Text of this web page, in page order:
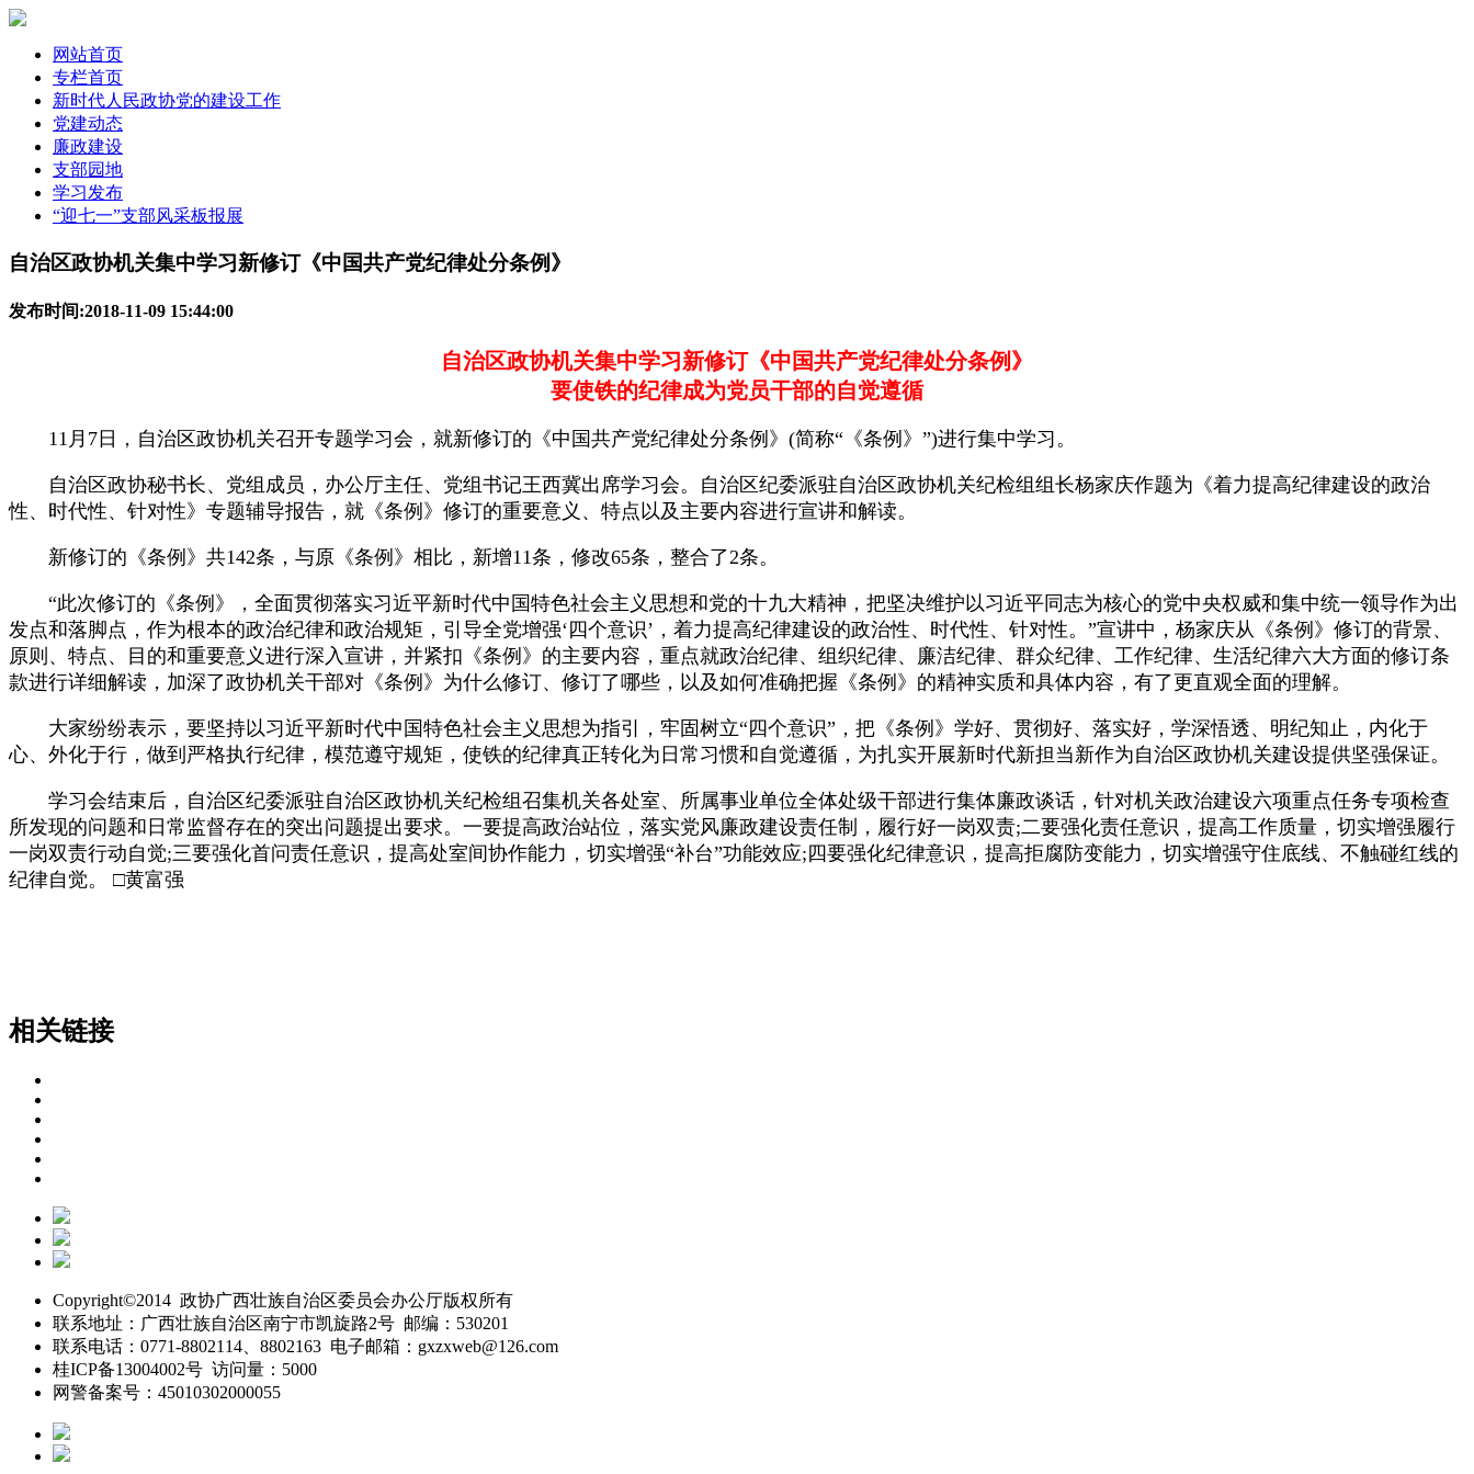
网站首页
专栏首页
新时代人民政协党的建设工作
党建动态
廉政建设
支部园地
学习发布
“迎七一”支部风采板报展
自治区政协机关集中学习新修订《中国共产党纪律处分条例》
发布时间:2018-11-09 15:44:00
自治区政协机关集中学习新修订《中国共产党纪律处分条例》
要使铁的纪律成为党员干部的自觉遵循
11月7日，自治区政协机关召开专题学习会，就新修订的《中国共产党纪律处分条例》(简称“《条例》”)进行集中学习。
自治区政协秘书长、党组成员，办公厅主任、党组书记王西冀出席学习会。自治区纪委派驻自治区政协机关纪检组组长杨家庆作题为《着力提高纪律建设的政治
性、时代性、针对性》专题辅导报告，就《条例》修订的重要意义、特点以及主要内容进行宣讲和解读。
新修订的《条例》共142条，与原《条例》相比，新增11条，修改65条，整合了2条。
“此次修订的《条例》，全面贯彻落实习近平新时代中国特色社会主义思想和党的十九大精神，把坚决维护以习近平同志为核心的党中央权威和集中统一领导作为出
发点和落脚点，作为根本的政治纪律和政治规矩，引导全党增强‘四个意识’，着力提高纪律建设的政治性、时代性、针对性。”宣讲中，杨家庆从《条例》修订的背景、
原则、特点、目的和重要意义进行深入宣讲，并紧扣《条例》的主要内容，重点就政治纪律、组织纪律、廉洁纪律、群众纪律、工作纪律、生活纪律六大方面的修订条
款进行详细解读，加深了政协机关干部对《条例》为什么修订、修订了哪些，以及如何准确把握《条例》的精神实质和具体内容，有了更直观全面的理解。
大家纷纷表示，要坚持以习近平新时代中国特色社会主义思想为指引，牢固树立“四个意识”，把《条例》学好、贯彻好、落实好，学深悟透、明纪知止，内化于
心、外化于行，做到严格执行纪律，模范遵守规矩，使铁的纪律真正转化为日常习惯和自觉遵循，为扎实开展新时代新担当新作为自治区政协机关建设提供坚强保证。
学习会结束后，自治区纪委派驻自治区政协机关纪检组召集机关各处室、所属事业单位全体处级干部进行集体廉政谈话，针对机关政治建设六项重点任务专项检查
所发现的问题和日常监督存在的突出问题提出要求。一要提高政治站位，落实党风廉政建设责任制，履行好一岗双责;二要强化责任意识，提高工作质量，切实增强履行
一岗双责行动自觉;三要强化首问责任意识，提高处室间协作能力，切实增强“补台”功能效应;四要强化纪律意识，提高拒腐防变能力，切实增强守住底线、不触碰红线的
纪律自觉。 □黄富强
相关链接
Copyright©2014 政协广西壮族自治区委员会办公厅版权所有
联系地址：广西壮族自治区南宁市凯旋路2号 邮编：530201
联系电话：0771-8802114、8802163 电子邮箱：gxzxweb@126.com
桂ICP备13004002号 访问量：5000
网警备案号：45010302000055